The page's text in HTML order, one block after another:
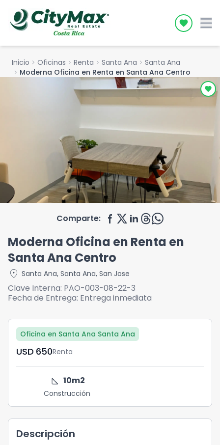
Icon
Inicio chevron_right Oficinas chevron_right Renta chevron_right Santa Ana chevron_right Santa Ana
chevron_right Moderna Oficina en Renta en Santa Ana Centro
Comparte:
Moderna Oficina en Renta en
Santa Ana Centro
location_on Santa Ana, Santa Ana, San Jose
Clave Interna: PAO-003-08-22-3
Fecha de Entrega: Entrega inmediata
Oficina en Santa Ana Santa Ana
USD	650Renta
square_foot 10m2
Construcción
Descripción